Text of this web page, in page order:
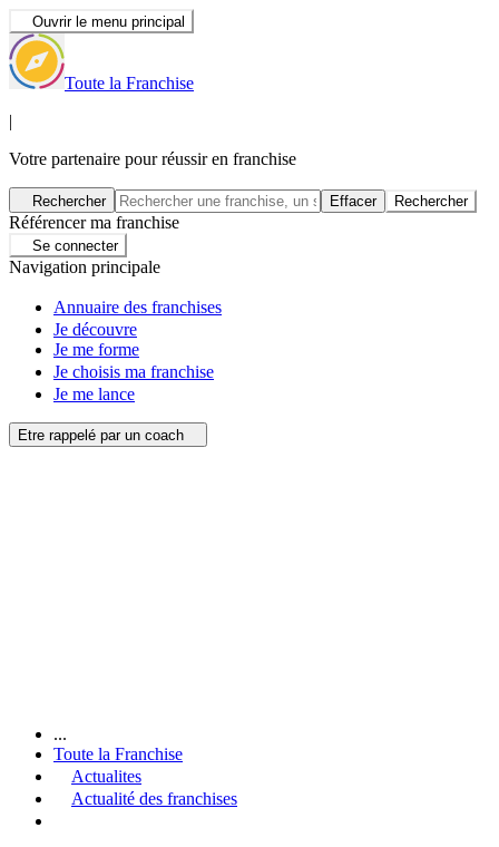
Ouvrir le menu principal
Toute la Franchise
|
Votre partenaire pour réussir en franchise
Rechercher Effacer Rechercher
Référencer ma franchise
Se connecter
Navigation principale
Annuaire des franchises
Je découvre
Je me forme
Je choisis ma franchise
Je me lance
Etre rappelé par un coach
...
Toute la Franchise
Actualites
Actualité des franchises